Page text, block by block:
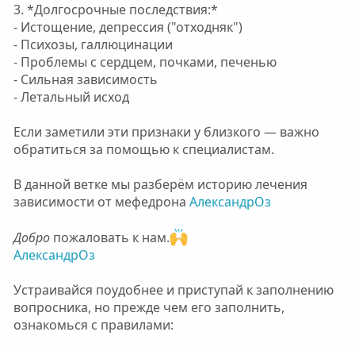
3. *Долгосрочные последствия:*
- Истощение, депрессия ("отходняк")
- Психозы, галлюцинации
- Проблемы с сердцем, почками, печенью
- Сильная зависимость
- Летальный исход
Если заметили эти признаки у близкого — важно
обратиться за помощью к специалистам.
В данной ветке мы разберём историю лечения
зависимости от мефедрона АлександрОз
Добропожаловать к нам.
АлександрОз
Устраивайся поудобнее и приступай к заполнению
вопросника, но прежде чем его заполнить,
ознакомься с правилами: